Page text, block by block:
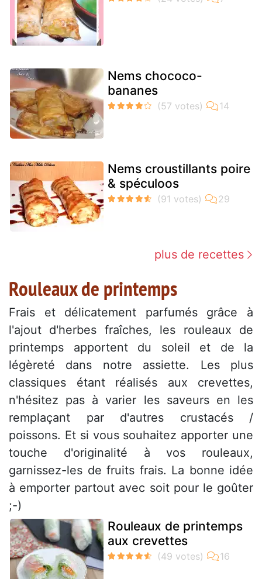
Nems chococo-
bananes
Nems croustillants poire
& spéculoos
plus de recettes
Rouleaux de printemps
Frais et délicatement parfumés grâce à
l'ajout d'herbes fraîches, les rouleaux de
printemps apportent du soleil et de la
légèreté dans notre assiette. Les plus
classiques étant réalisés aux crevettes,
n'hésitez pas à varier les saveurs en les
remplaçant par d'autres crustacés /
poissons. Et si vous souhaitez apporter une
touche d'originalité à vos rouleaux,
garnissez-les de fruits frais. La bonne idée
à emporter partout avec soit pour le goûter
;-)
Rouleaux de printemps
aux crevettes